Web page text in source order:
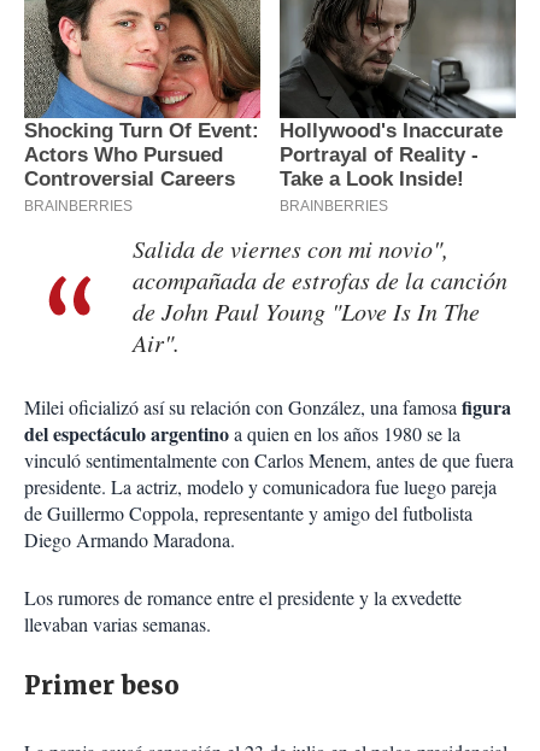
Salida de viernes con mi novio",
acompañada de estrofas de la canción
de John Paul Young "Love Is In The
Air".
Milei oficializó así su relación con González, una famosafigura
del espectáculo argentinoa quien en los años 1980 se la
vinculó sentimentalmente con Carlos Menem, antes de que fuera
presidente. La actriz, modelo y comunicadora fue luego pareja
de Guillermo Coppola, representante y amigo del futbolista
Diego Armando Maradona.
Los rumores de romance entre el presidente y la exvedette
llevaban varias semanas.
Primer beso